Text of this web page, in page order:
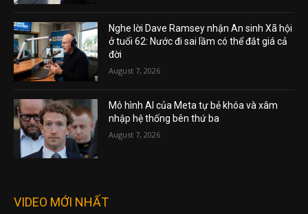
Nghe lời Dave Ramsey nhận An sinh Xã hội
ở tuổi 62: Nước đi sai lầm có thể đắt giá cả
đời
August 7, 2026
Mô hình AI của Meta tự bẻ khóa và xâm
nhập hệ thống bên thứ ba
August 7, 2026
VIDEO MỚI NHẤT